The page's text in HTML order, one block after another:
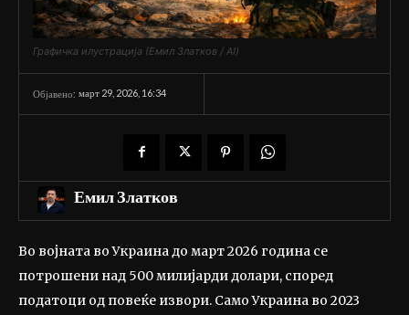
Графичка илустрација (Емил Златков / AI)
Објавено: март 29, 2026, 16:34
Емил Златков
Во војната во Украина до март 2026 година се
потрошени над 500 милијарди долари, според
податоци од повеќе извори. Само Украина во 2023